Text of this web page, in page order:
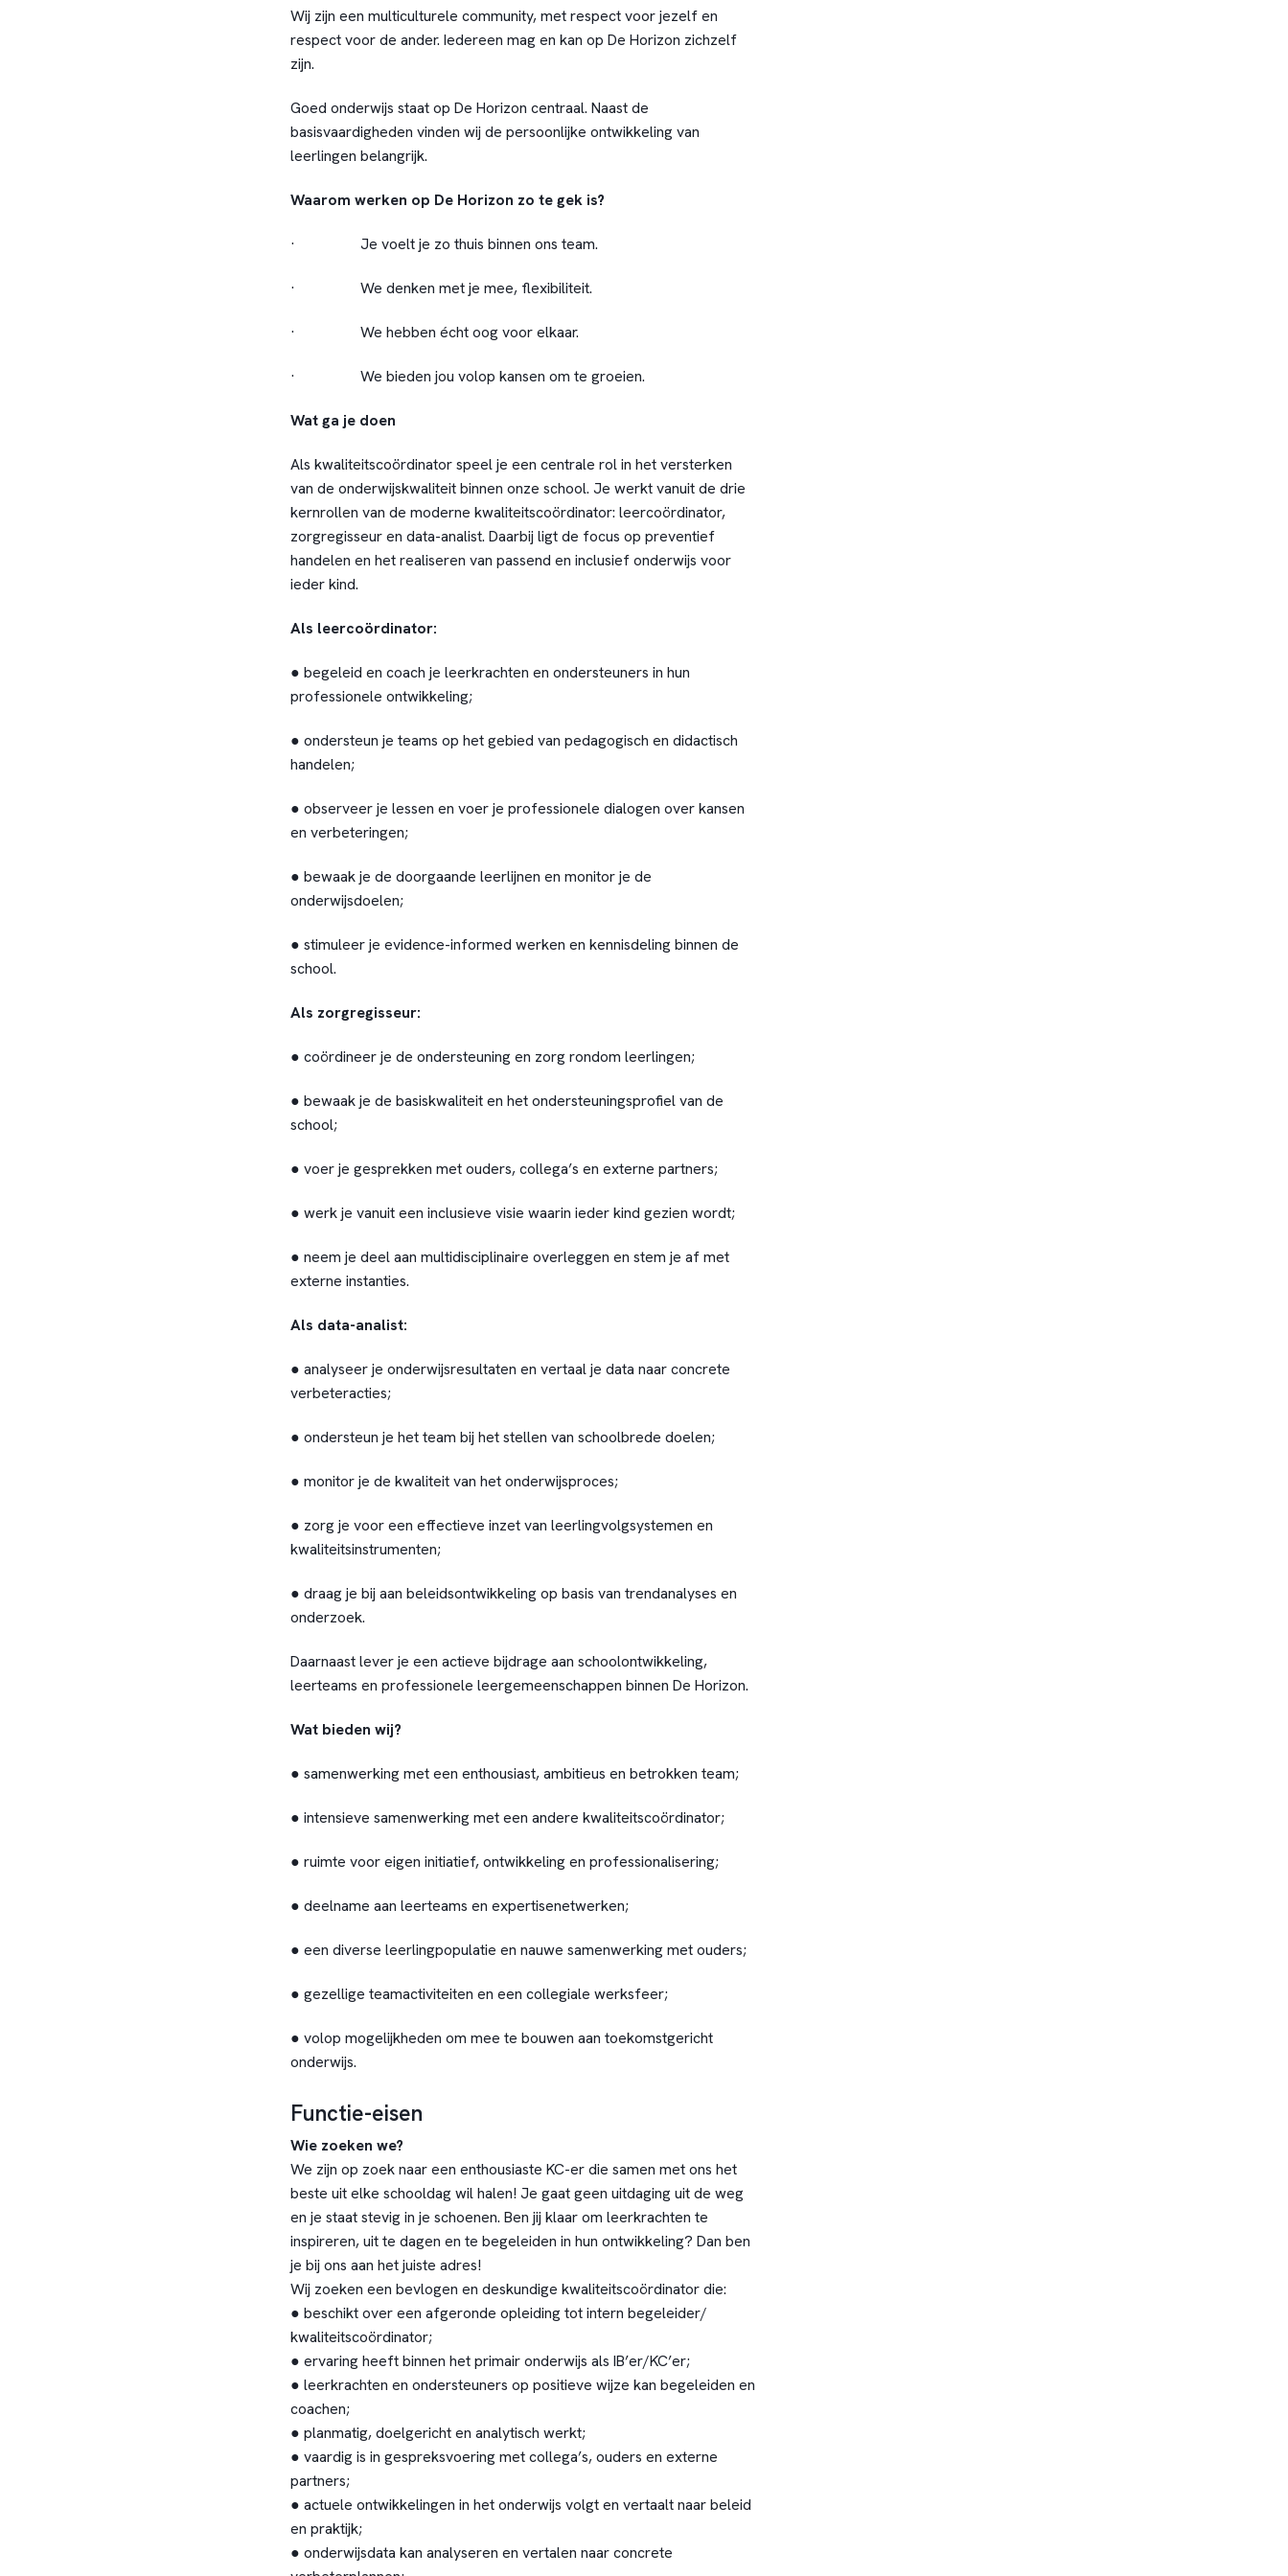
Wij zijn een multiculturele community, met respect voor jezelf en
respect voor de ander. Iedereen mag en kan op De Horizon zichzelf
zijn.
Goed onderwijs staat op De Horizon centraal. Naast de
basisvaardigheden vinden wij de persoonlijke ontwikkeling van
leerlingen belangrijk.
Waarom werken op De Horizon zo te gek is?
· Je voelt je zo thuis binnen ons team.
· We denken met je mee, flexibiliteit.
· We hebben écht oog voor elkaar.
· We bieden jou volop kansen om te groeien.
Wat ga je doen
Als kwaliteitscoördinator speel je een centrale rol in het versterken
van de onderwijskwaliteit binnen onze school. Je werkt vanuit de drie
kernrollen van de moderne kwaliteitscoördinator: leercoördinator,
zorgregisseur en data-analist. Daarbij ligt de focus op preventief
handelen en het realiseren van passend en inclusief onderwijs voor
ieder kind.
Als leercoördinator:
● begeleid en coach je leerkrachten en ondersteuners in hun
professionele ontwikkeling;
● ondersteun je teams op het gebied van pedagogisch en didactisch
handelen;
● observeer je lessen en voer je professionele dialogen over kansen
en verbeteringen;
● bewaak je de doorgaande leerlijnen en monitor je de
onderwijsdoelen;
● stimuleer je evidence-informed werken en kennisdeling binnen de
school.
Als zorgregisseur:
● coördineer je de ondersteuning en zorg rondom leerlingen;
● bewaak je de basiskwaliteit en het ondersteuningsprofiel van de
school;
● voer je gesprekken met ouders, collega’s en externe partners;
● werk je vanuit een inclusieve visie waarin ieder kind gezien wordt;
● neem je deel aan multidisciplinaire overleggen en stem je af met
externe instanties.
Als data-analist:
● analyseer je onderwijsresultaten en vertaal je data naar concrete
verbeteracties;
● ondersteun je het team bij het stellen van schoolbrede doelen;
● monitor je de kwaliteit van het onderwijsproces;
● zorg je voor een effectieve inzet van leerlingvolgsystemen en
kwaliteitsinstrumenten;
● draag je bij aan beleidsontwikkeling op basis van trendanalyses en
onderzoek.
Daarnaast lever je een actieve bijdrage aan schoolontwikkeling,
leerteams en professionele leergemeenschappen binnen De Horizon.
Wat bieden wij?
● samenwerking met een enthousiast, ambitieus en betrokken team;
● intensieve samenwerking met een andere kwaliteitscoördinator;
● ruimte voor eigen initiatief, ontwikkeling en professionalisering;
● deelname aan leerteams en expertisenetwerken;
● een diverse leerlingpopulatie en nauwe samenwerking met ouders;
● gezellige teamactiviteiten en een collegiale werksfeer;
● volop mogelijkheden om mee te bouwen aan toekomstgericht
onderwijs.
Functie-eisen
Wie zoeken we?
We zijn op zoek naar een enthousiaste KC-er die samen met ons het
beste uit elke schooldag wil halen! Je gaat geen uitdaging uit de weg
en je staat stevig in je schoenen. Ben jij klaar om leerkrachten te
inspireren, uit te dagen en te begeleiden in hun ontwikkeling? Dan ben
je bij ons aan het juiste adres!
Wij zoeken een bevlogen en deskundige kwaliteitscoördinator die:
● beschikt over een afgeronde opleiding tot intern begeleider/
kwaliteitscoördinator;
● ervaring heeft binnen het primair onderwijs als IB’er/KC’er;
● leerkrachten en ondersteuners op positieve wijze kan begeleiden en
coachen;
● planmatig, doelgericht en analytisch werkt;
● vaardig is in gespreksvoering met collega’s, ouders en externe
partners;
● actuele ontwikkelingen in het onderwijs volgt en vertaalt naar beleid
en praktijk;
● onderwijsdata kan analyseren en vertalen naar concrete